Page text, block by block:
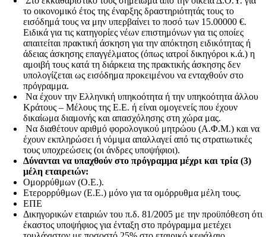
το οικονομικό έτος της έναρξης δραστηριότητάς τους το
εισόδημά τους να μην υπερβαίνει το ποσό των 15.00000 €.
Ειδικά για τις κατηγορίες νέων επιστημόνων για τις οποίες
απαιτείται πρακτική άσκηση για την απόκτηση ειδικότητας ή
άδειας άσκησης επαγγέλματος (όπως ιατροί δικηγόροι κ.ά.) η
αμοιβή τους κατά τη διάρκεια της πρακτικής άσκησης δεν
υπολογίζεται ως εισόδημα προκειμένου να ενταχθούν στο
πρόγραμμα.
Να έχουν την Ελληνική υπηκοότητα ή την υπηκοότητα άλλου
Κράτους – Μέλους της Ε.Ε. ή είναι ομογενείς που έχουν
δικαίωμα διαμονής και απασχόλησης στη χώρα μας.
Να διαθέτουν αριθμό φορολογικού μητρώου (Α.Φ.Μ.) και να
έχουν εκπληρώσει ή νόμιμα απαλλαγεί από τις στρατιωτικές
τους υποχρεώσεις (οι άνδρες υποψήφιοι).
Δύνανται να υπαχθούν στο πρόγραμμα μέχρι και τρία (3)
μέλη εταιρειών:
Ομορρύθμων (Ο.Ε.).
Ετερορρύθμων (Ε.Ε.) μόνο για τα ομόρρυθμα μέλη τους.
ΕΠΕ
Δικηγορικών εταιριών του π.δ. 81/2005 με την προϋπόθεση ότι
έκαστος υποψήφιος για ένταξη στο πρόγραμμα μετέχει